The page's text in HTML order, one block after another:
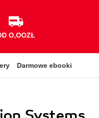
O,OOZŁ
Darmowe ebooki